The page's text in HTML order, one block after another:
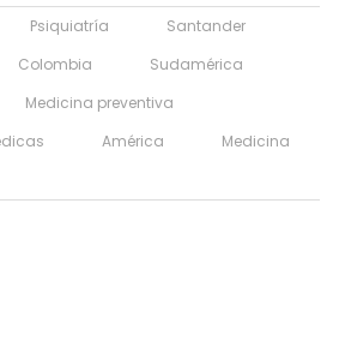
Psiquiatría
Santander
Colombia
Sudamérica
Medicina preventiva
América
Medicina